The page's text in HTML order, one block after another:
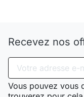
Recevez nos
Vous pouvez vous